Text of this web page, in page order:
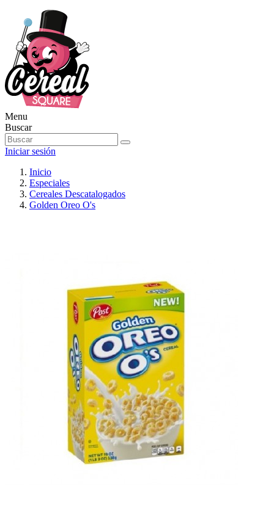
Menu
Buscar
Iniciar sesión
Inicio
Especiales
Cereales Descatalogados
Golden Oreo O's